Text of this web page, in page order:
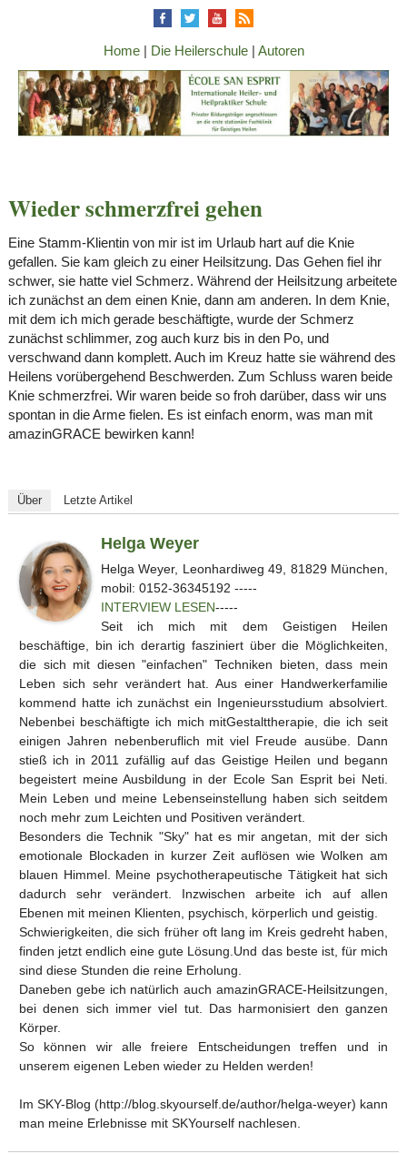
Home| Die Heilerschule| Autoren
Wieder schmerzfrei gehen
Eine Stamm-Klientin von mir ist im Urlaub hart auf die Knie
gefallen. Sie kam gleich zu einer Heilsitzung. Das Gehen fiel ihr
schwer, sie hatte viel Schmerz. Während der Heilsitzung arbeitete
ich zunächst an dem einen Knie, dann am anderen. In dem Knie,
mit dem ich mich gerade beschäftigte, wurde der Schmerz
zunächst schlimmer, zog auch kurz bis in den Po, und
verschwand dann komplett. Auch im Kreuz hatte sie während des
Heilens vorübergehend Beschwerden. Zum Schluss waren beide
Knie schmerzfrei. Wir waren beide so froh darüber, dass wir uns
spontan in die Arme fielen. Es ist einfach enorm, was man mit
amazinGRACE bewirken kann!
Über Letzte Artikel
Helga Weyer
Helga Weyer, Leonhardiweg 49, 81829 München,
mobil: 0152-36345192 -----
INTERVIEW LESEN-----
Seit ich mich mit dem Geistigen Heilen
beschäftige, bin ich derartig fasziniert über die Möglichkeiten,
die sich mit diesen "einfachen" Techniken bieten, dass mein
Leben sich sehr verändert hat. Aus einer Handwerkerfamilie
kommend hatte ich zunächst ein Ingenieursstudium absolviert.
Nebenbei beschäftigte ich mich mitGestalttherapie, die ich seit
einigen Jahren nebenberuflich mit viel Freude ausübe. Dann
stieß ich in 2011 zufällig auf das Geistige Heilen und begann
begeistert meine Ausbildung in der Ecole San Esprit bei Neti.
Mein Leben und meine Lebenseinstellung haben sich seitdem
noch mehr zum Leichten und Positiven verändert.
Besonders die Technik "Sky" hat es mir angetan, mit der sich
emotionale Blockaden in kurzer Zeit auflösen wie Wolken am
blauen Himmel. Meine psychotherapeutische Tätigkeit hat sich
dadurch sehr verändert. Inzwischen arbeite ich auf allen
Ebenen mit meinen Klienten, psychisch, körperlich und geistig.
Schwierigkeiten, die sich früher oft lang im Kreis gedreht haben,
finden jetzt endlich eine gute Lösung.Und das beste ist, für mich
sind diese Stunden die reine Erholung.
Daneben gebe ich natürlich auch amazinGRACE-Heilsitzungen,
bei denen sich immer viel tut. Das harmonisiert den ganzen
Körper.
So können wir alle freiere Entscheidungen treffen und in
unserem eigenen Leben wieder zu Helden werden!
Im SKY-Blog (http://blog.skyourself.de/author/helga-weyer) kann
man meine Erlebnisse mit SKYourself nachlesen.